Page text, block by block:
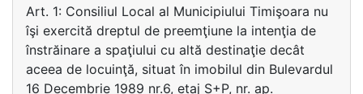
Art. 1: Consiliul Local al Municipiului Timişoara nu
îşi exercită dreptul de preemţiune la intenţia de
înstrăinare a spaţiului cu altă destinaţie decât
aceea de locuinţă, situat în imobilul din Bulevardul
16 Decembrie 1989 nr.6, etaj S+P, nr. ap.